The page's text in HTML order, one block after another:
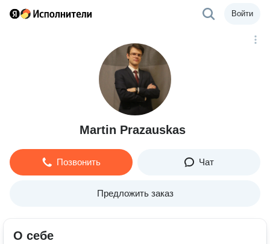
Войти
Martin Prazauskas
Позвонить Чат
Предложить заказ
О себе